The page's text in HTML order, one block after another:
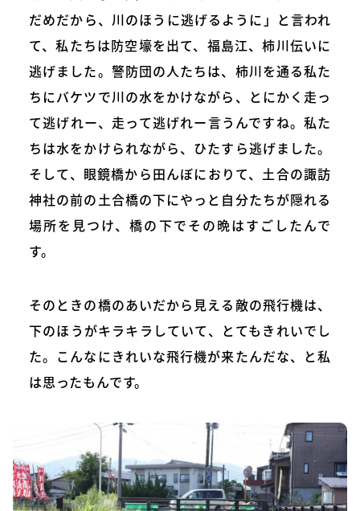
だめだから、川のほうに逃げるように」と言われ
て、私たちは防空壕を出て、福島江、柿川伝いに
逃げました。警防団の人たちは、柿川を通る私た
ちにバケツで川の水をかけながら、とにかく走っ
て逃げれー、走って逃げれー言うんですね。私た
ちは水をかけられながら、ひたすら逃げました。
そして、眼鏡橋から田んぼにおりて、土合の諏訪
神社の前の土合橋の下にやっと自分たちが隠れる
場所を見つけ、橋の下でその晩はすごしたんで
す。
そのときの橋のあいだから見える敵の飛行機は、
下のほうがキラキラしていて、とてもきれいでし
た。こんなにきれいな飛行機が来たんだな、と私
は思ったもんです。